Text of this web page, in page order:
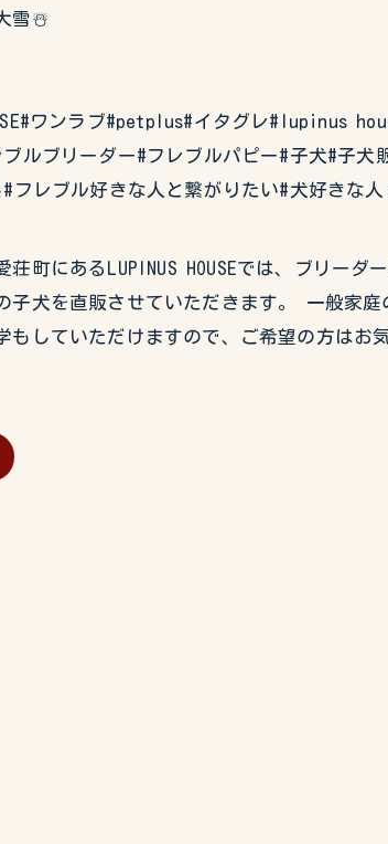
雪☃️
ワンラブ#petplus#イタグレ#lupinus
ブルブリーダー#フレブルパピー#子犬#子
フレブル好きな人と繋がりたい#犬好きな
荘町にあるLUPINUS HOUSEでは、ブリー
子犬を直販させていただきます。 一般家
もしていただけますので、ご希望の方はお